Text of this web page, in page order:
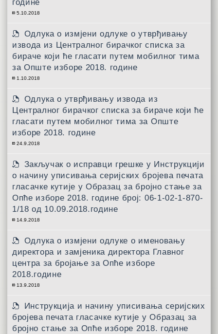
године
5.10.2018
Одлука о измјени одлуке о утврђивању
извода из Централног бирачког списка за
бираче који ће гласати путем мобилног тима
за Опште изборе 2018. године
1.10.2018
Одлука о утврђивању извода из
Централног бирачког списка за бираче који ће
гласати путем мобилног тима за Опште
изборе 2018. године
24.9.2018
Закључак о исправци грешке у Инструкцији
о начину уписивања серијских бројева печата
гласачке кутије у Образац за бројно стање за
Опће изборе 2018. године број: 06-1-02-1-870-
1/18 од 10.09.2018.године
14.9.2018
Одлука о измјени одлуке о именовању
директора и замјеника директора Главног
центра за бројање за Опће изборе
2018.године
13.9.2018
Инструкција и начину уписивања серијских
бројева печата гласачке кутије у Образац за
бројно стање за Опће изборе 2018. године